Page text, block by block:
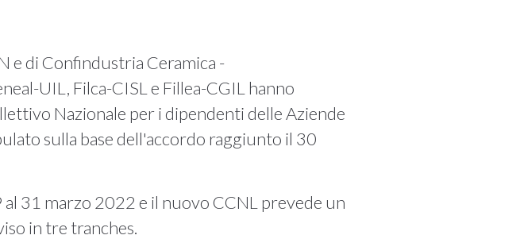
e di Confindustria Ceramica -
UIL, Filca-CISL e Fillea-CGIL hanno
Nazionale per i dipendenti delle Aziende
sulla base dell'accordo raggiunto il 30
31 marzo 2022 e il nuovo CCNL prevede un
in tre tranches.